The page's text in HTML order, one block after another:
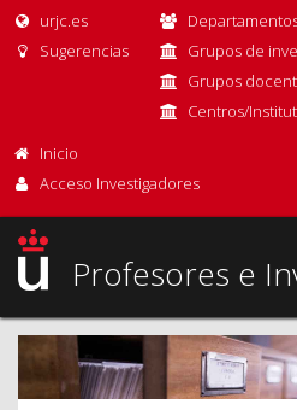
urjc.es
Sugerencias
Grupos de
Grupos
Centros/
Inicio
Acceso Investigadores
Profesores e